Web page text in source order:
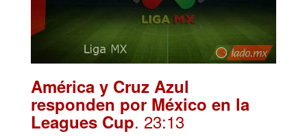
América y Cruz Azul
responden por México en la
Leagues Cup. 23:13